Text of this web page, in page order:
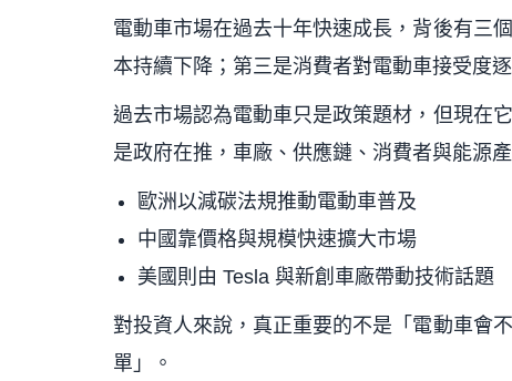
電動車市場在過去十年快速成長，背後有三
本持續下降；第三是消費者對電動車接受度逐
過去市場認為電動車只是政策題材，但現在
是政府在推，車廠、供應鏈、消費者與能源
歐洲以減碳法規推動電動車普及
中國靠價格與規模快速擴大市場
美國則由 Tesla 與新創車廠帶動技術話題
對投資人來說，真正重要的不是「電動車會
單」。